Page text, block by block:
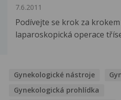
7.6.2011
Podívejte se krok za
laparoskopická operace
Gynekologické nástroje
Gynekologická prohlídka